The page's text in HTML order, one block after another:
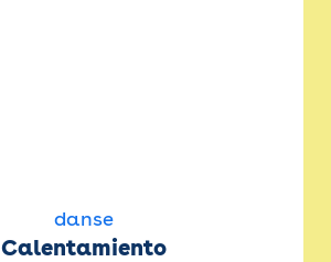
danse
Calentamiento